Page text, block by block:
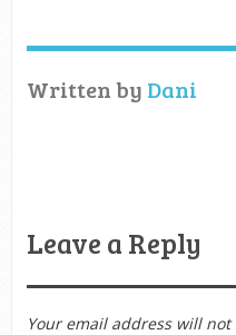
Written by Dani
Leave a Reply
Your email address will